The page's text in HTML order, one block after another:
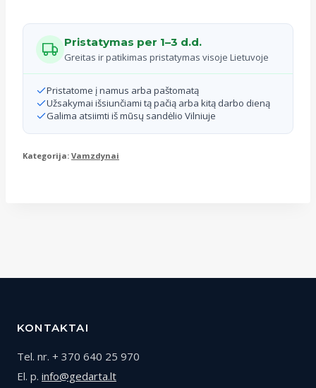
Pristatymas per 1–3 d.d.
Greitas ir patikimas pristatymas visoje Lietuvoje
Pristatome į namus arba paštomatą
Užsakymai išsiunčiami tą pačią arba kitą darbo dieną
Galima atsiimti iš mūsų sandėlio Vilniuje
Kategorija: Vamzdynai
KONTAKTAI
Tel. nr. + 370 640 25 970
El. p. info@gedarta.lt